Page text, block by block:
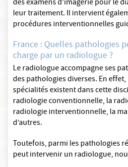
des examens d’imagerie pour le
leur traitement. Il intervient
procédures interventionnelles
France : Quelles pathologies
charge par un radiologue ?
Le radiologue accompagne ses
des pathologies diverses. En
spécialités existent dans cette
radiologie conventionnelle, la
radiologie interventionnelle, la
d’autres.
Toutefois, parmi les pathologies
peut intervenir un radiologue,